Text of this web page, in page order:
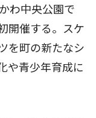
わ中央公園で
開催する。スケ
を町の新たなシ
や青少年育成に